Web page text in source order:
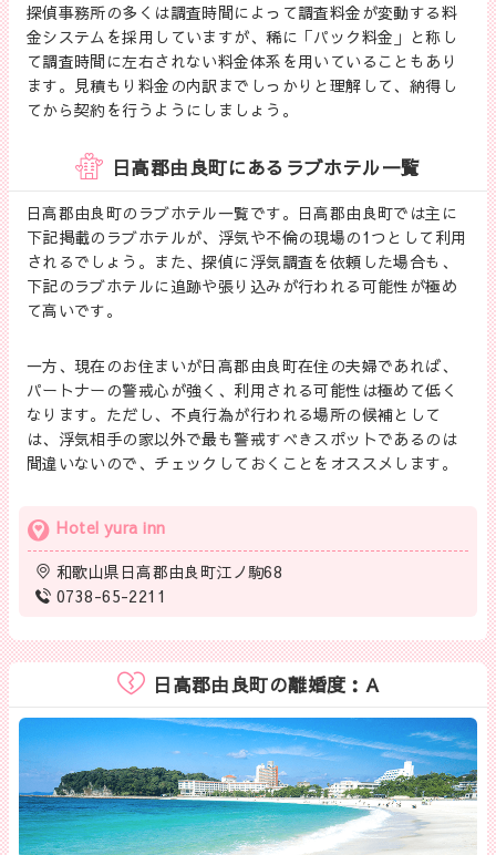
探偵事務所の多くは調査時間によって調査料金が変動する料
金システムを採用していますが、稀に「パック料金」と称し
て調査時間に左右されない料金体系を用いていることもあり
ます。見積もり料金の内訳までしっかりと理解して、納得し
てから契約を行うようにしましょう。
日高郡由良町にあるラブホテル一覧
日高郡由良町のラブホテル一覧です。日高郡由良町では主に
下記掲載のラブホテルが、浮気や不倫の現場の1つとして利用
されるでしょう。また、探偵に浮気調査を依頼した場合も、
下記のラブホテルに追跡や張り込みが行われる可能性が極め
て高いです。
一方、現在のお住まいが日高郡由良町在住の夫婦であれば、
パートナーの警戒心が強く、利用される可能性は極めて低く
なります。ただし、不貞行為が行われる場所の候補として
は、浮気相手の家以外で最も警戒すべきスポットであるのは
間違いないので、チェックしておくことをオススメします。
Hotel yura inn
和歌山県日高郡由良町江ノ駒68
0738-65-2211
日高郡由良町の離婚度：A